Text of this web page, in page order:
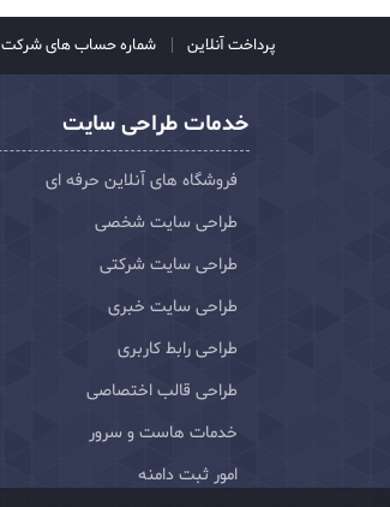
پرداخت آنلاین شماره حساب های شرکت
خدمات طراحی سایت
فروشگاه های آنلاین حرفه ای
طراحی سایت شخصی
طراحی سایت شرکتی
طراحی سایت خبری
طراحی رابط کاربری
طراحی قالب اختصاصی
خدمات هاست و سرور
امور ثبت دامنه